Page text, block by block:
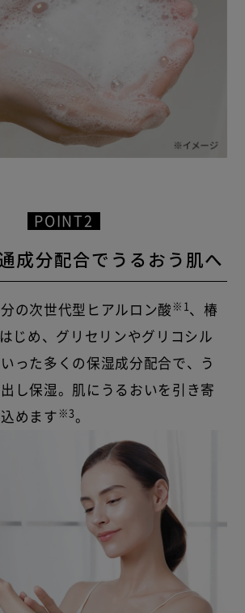
POINT2
成分配合でうるおう肌へ
の次世代型ヒアルロン酸 ※1 、椿
じめ、グリセリンやグリコシル
った多くの保湿成分配合で、う
し保湿。肌にうるおいを引き寄
めます ※3 。